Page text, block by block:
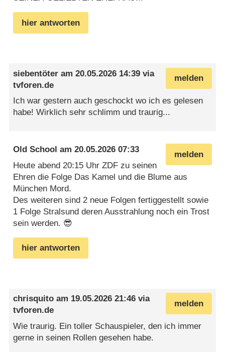
hier antworten
melden
siebentöter am20.05.2026 14:39 via
tvforen.de
Ich war gestern auch geschockt wo ich es gelesen
habe! Wirklich sehr schlimm und traurig...
melden
Old School am20.05.2026 07:33
Heute abend 20:15 Uhr ZDF zu seinen
Ehren die Folge Das Kamel und die Blume aus
München Mord.
Des weiteren sind 2 neue Folgen fertiggestellt sowie
1 Folge Stralsund deren Ausstrahlung noch ein Trost
sein werden. 😎
hier antworten
melden
chrisquito am 19.05.2026 21:46 via
tvforen.de
Wie traurig. Ein toller Schauspieler, den ich immer
gerne in seinen Rollen gesehen habe.